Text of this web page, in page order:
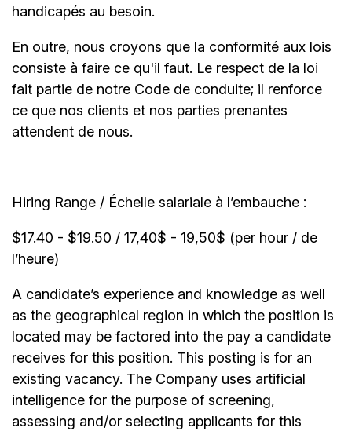
handicapés au besoin.
En outre, nous croyons que la conformité aux lois
consiste à faire ce qu'il faut. Le respect de la loi
fait partie de notre Code de conduite; il renforce
ce que nos clients et nos parties prenantes
attendent de nous.
Hiring Range / Échelle salariale à l’embauche :
$17.40 - $19.50 / 17,40$ - 19,50$ (per hour / de
l’heure)
A candidate’s experience and knowledge as well
as the geographical region in which the position is
located may be factored into the pay a candidate
receives for this position. This posting is for an
existing vacancy. The Company uses artificial
intelligence for the purpose of screening,
assessing and/or selecting applicants for this